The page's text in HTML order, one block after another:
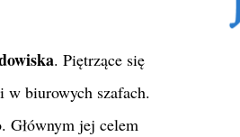
. Piętrzące się
w biurowych szafach.
Głównym jej celem